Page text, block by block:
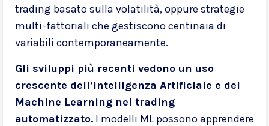
trading basato sulla volatilità, oppure strategie
multi-fattoriali che gestiscono centinaia di
variabili contemporaneamente.
Gli sviluppi più recenti vedono un uso
crescente dell’Intelligenza Artificiale e del
Machine Learning nel trading
automatizzato. I modelli ML possono apprendere